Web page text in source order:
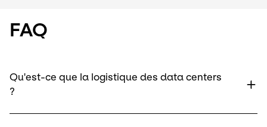
FAQ
Qu'est-ce que la logistique des data centers
?